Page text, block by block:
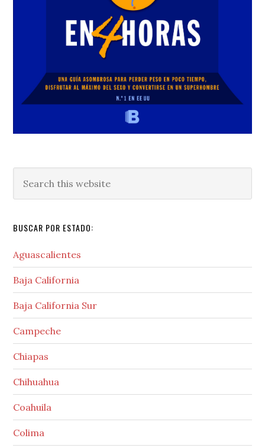
this
BUSCAR POR ESTADO:
Aguascalientes
Baja California
Baja California Sur
Campeche
Chiapas
Chihuahua
Coahuila
Colima